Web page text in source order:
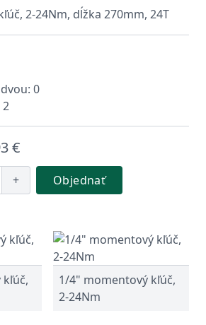
2-24Nm, dĺžka 270mm, 24T
0
2
€
+ Objednať
1/4" momentový kľúč,
2-24Nm